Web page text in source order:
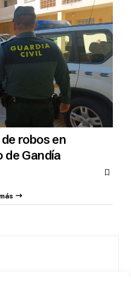
robos en
Gandía